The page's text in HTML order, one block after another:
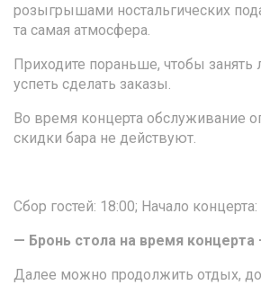
розыгрышами ностальгических
та самая атмосфера.
Приходите пораньше, чтобы занять
успеть сделать заказы.
Во время концерта обслуживание
скидки бара не действуют.
Сбор гостей: 18:00; Начало концерта:
— Бронь стола на время концерта
Далее можно продолжить отдых,